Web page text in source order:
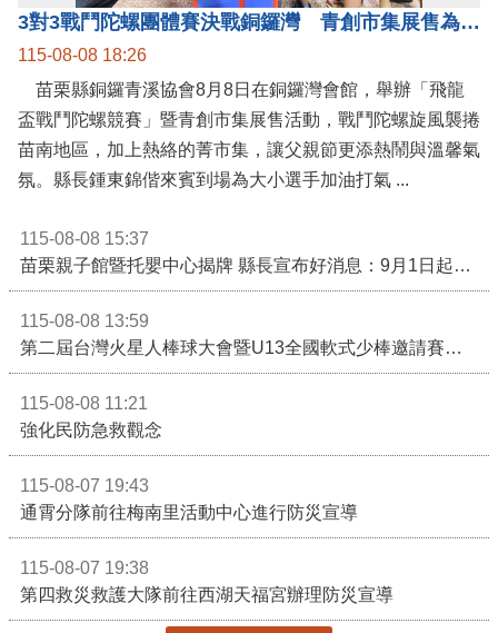
3對3戰鬥陀螺團體賽決戰銅鑼灣 青創市集展售為父親節增添繽紛
115-08-08 18:26
苗栗縣銅鑼青溪協會8月8日在銅鑼灣會館，舉辦「飛龍
盃戰鬥陀螺競賽」暨青創市集展售活動，戰鬥陀螺旋風襲捲
苗南地區，加上熱絡的菁市集，讓父親節更添熱鬧與溫馨氣
115-08-08 15:37
115-08-08 13:59
115-08-08 11:21
強化民防急救觀念
115-08-07 19:43
通霄分隊前往梅南里活動中心進行防災宣導
115-08-07 19:38
第四救災救護大隊前往西湖天福宮辦理防災宣導